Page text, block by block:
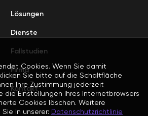
Lösungen
Dienste
Fallstudien
Firma
Kontakt
Cookies. Wenn Sie damit
Sie bitte auf die Schaltfläche
Ihre Zustimmung jederzeit
die Einstellungen Ihres Internetbrowsers
Cookies löschen. Weitere
in unserer: Datenschutzrichtlinie